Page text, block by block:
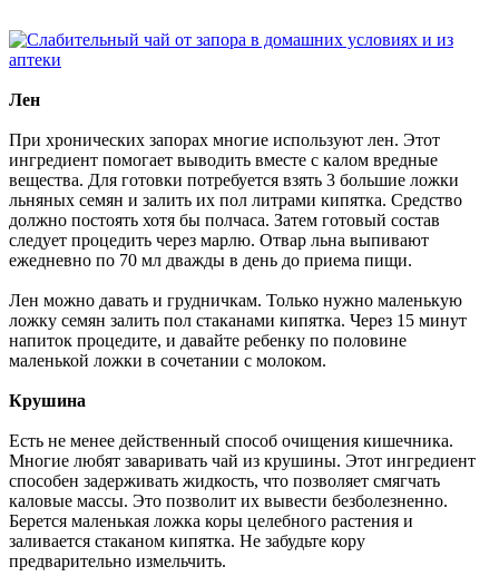
Лен
При хронических запорах многие используют лен. Этот
ингредиент помогает выводить вместе с калом вредные
вещества. Для готовки потребуется взять 3 большие ложки
льняных семян и залить их пол литрами кипятка. Средство
должно постоять хотя бы полчаса. Затем готовый состав
следует процедить через марлю. Отвар льна выпивают
ежедневно по 70 мл дважды в день до приема пищи.
Лен можно давать и грудничкам. Только нужно маленькую
ложку семян залить пол стаканами кипятка. Через 15 минут
напиток процедите, и давайте ребенку по половине
маленькой ложки в сочетании с молоком.
Крушина
Есть не менее действенный способ очищения кишечника.
Многие любят заваривать чай из крушины. Этот ингредиент
способен задерживать жидкость, что позволяет смягчать
каловые массы. Это позволит их вывести безболезненно.
Берется маленькая ложка коры целебного растения и
заливается стаканом кипятка. Не забудьте кору
предварительно измельчить.